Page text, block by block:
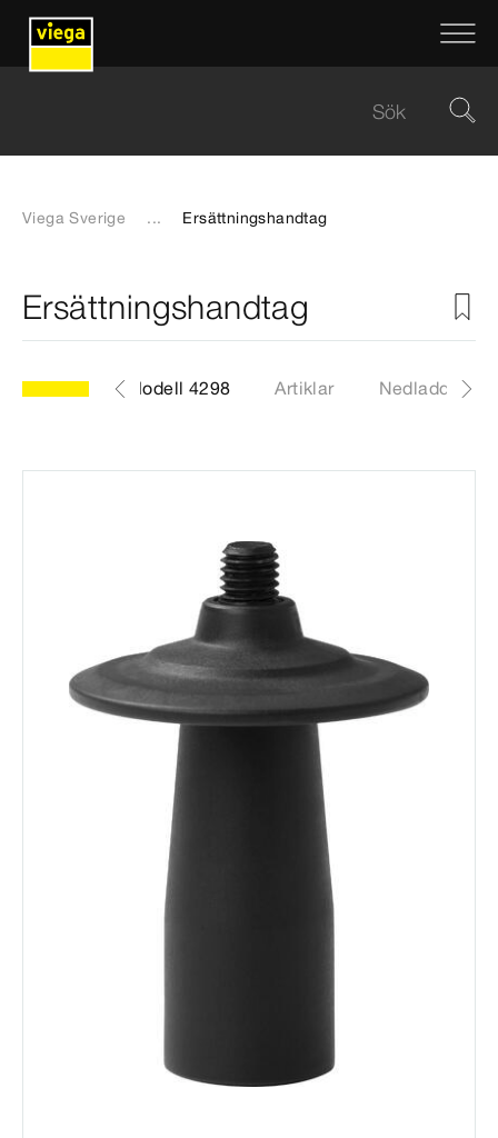
Viega Sverige ... Ersättningshandtag
Ersättningshandtag
Modell 4298 Artiklar